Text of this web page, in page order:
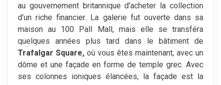
au gouvernement britannique d’acheter la collection
d’un riche financier. La galerie fut ouverte dans sa
maison au 100 Pall Mall, mais elle se transféra
quelques années plus tard dans le bâtiment de
Trafalgar Square, où vous êtes maintenant, avec un
dôme et une façade en forme de temple grec. Avec
ses colonnes ioniques élancées, la façade est la